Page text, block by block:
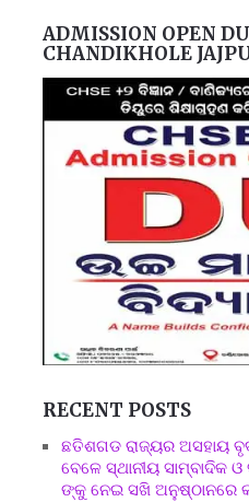
ADMISSION OPEN
CHANDIKHOLE
RECENT POSTS
ଛତିଶଗଡ ରାଜ୍ୟର ଅସହାୟ
ବେଳେ ସ୍ଥାନୀୟ ସାମ୍ବାଦିକ
ଙ୍କୁ ନେଇ ସଖି ଅନୁଷ୍ଠାନରେ